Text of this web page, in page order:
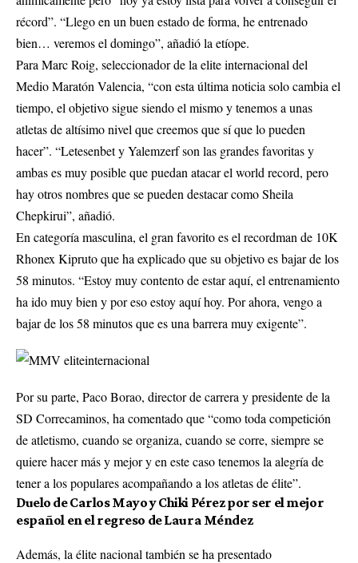
récord”. “Llego en un buen estado de forma, he entrenado
bien… veremos el domingo”, añadió la etíope.
Para Marc Roig, seleccionador de la elite internacional del
Medio Maratón Valencia, “con esta última noticia solo cambia el
tiempo, el objetivo sigue siendo el mismo y tenemos a unas
atletas de altísimo nivel que creemos que sí que lo pueden
hacer”. “Letesenbet y Yalemzerf son las grandes favoritas y
ambas es muy posible que puedan atacar el world record, pero
hay otros nombres que se pueden destacar como Sheila
Chepkirui”, añadió.
En categoría masculina, el gran favorito es el recordman de 10K
Rhonex Kipruto que ha explicado que su objetivo es bajar de los
58 minutos. “Estoy muy contento de estar aquí, el entrenamiento
ha ido muy bien y por eso estoy aquí hoy. Por ahora, vengo a
bajar de los 58 minutos que es una barrera muy exigente”.
Por su parte, Paco Borao, director de carrera y presidente de la
SD Correcaminos, ha comentado que “como toda competición
de atletismo, cuando se organiza, cuando se corre, siempre se
quiere hacer más y mejor y en este caso tenemos la alegría de
tener a los populares acompañando a los atletas de élite”.
Duelo de Carlos Mayo y Chiki Pérez por ser el mejor
español en el regreso de Laura Méndez
Además, la élite nacional también se ha presentado